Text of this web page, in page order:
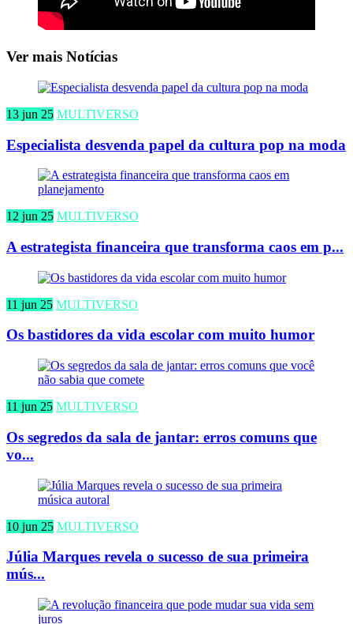
Ver mais Notícias
13 jun 25 MULTIVERSO
Especialista desvenda papel da cultura pop na moda
12 jun 25 MULTIVERSO
A estrategista financeira que transforma caos em p...
11 jun 25 MULTIVERSO
Os bastidores da vida escolar com muito humor
11 jun 25 MULTIVERSO
Os segredos da sala de jantar: erros comuns que
vo...
10 jun 25 MULTIVERSO
Júlia Marques revela o sucesso de sua primeira
mús...